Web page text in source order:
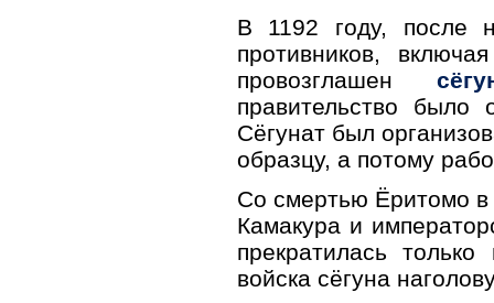
В 1192 году, после
противников,
провозглашен
правительство
Сёгунат был
образцу, а потому
Со смертью Ёритомо в
Камакура и
прекратилась
войска сёгуна